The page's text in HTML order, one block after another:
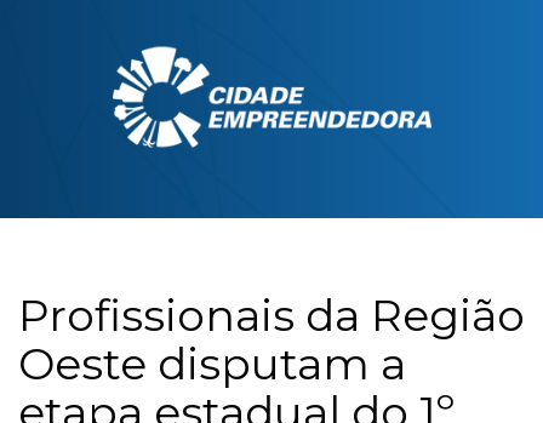
Profissionais da Região
Oeste disputam a
etapa estadual do 1º